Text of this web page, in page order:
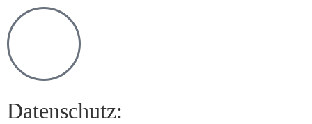
Datenschutz: